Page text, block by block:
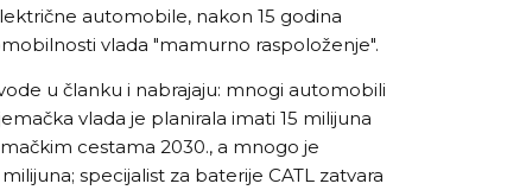
automobile, nakon 15 godina
vlada "mamurno raspoloženje".
u članku i nabrajaju: mnogi automobili
vlada je planirala imati 15 milijuna
cestama 2030., a mnogo je
specijalist za baterije CATL zatvara